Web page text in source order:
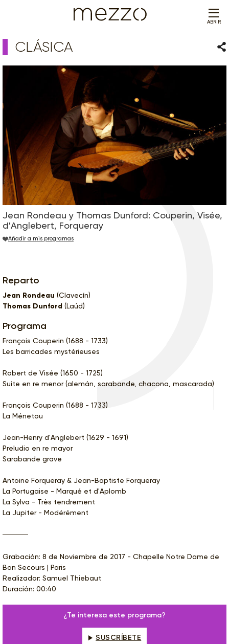
ABRIR
CLÁSICA
Jean Rondeau y Thomas Dunford: Couperin, Visée,
d'Anglebert, Forqueray
Añadir a mis programas
Reparto
Jean Rondeau (Clavecín)
Thomas Dunford (Laúd)
Programa
François Couperin (1688 - 1733)
Les barricades mystérieuses
Robert de Visée (1650 - 1725)
Suite en re menor (alemán, sarabande, chacona, mascarada)
François Couperin (1688 - 1733)
La Ménetou
Jean-Henry d'Anglebert (1629 - 1691)
Preludio en re mayor
Sarabande grave
Antoine Forqueray & Jean-Baptiste Forqueray
La Portugaise - Marqué et d'Aplomb
La Sylva - Très tendrement
La Jupiter - Modérément
Grabación: 8 de Noviembre de 2017 - Chapelle Notre Dame de
Bon Secours | Paris
Realizador: Samuel Thiebaut
Duración: 00:40
¿Te interesa este programa?
SUSCRÍBETE